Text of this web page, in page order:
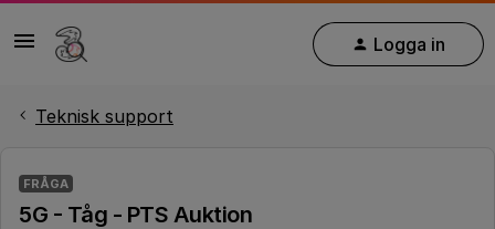
Logga in
Teknisk support
FRÅGA
5G - Tåg - PTS Auktion